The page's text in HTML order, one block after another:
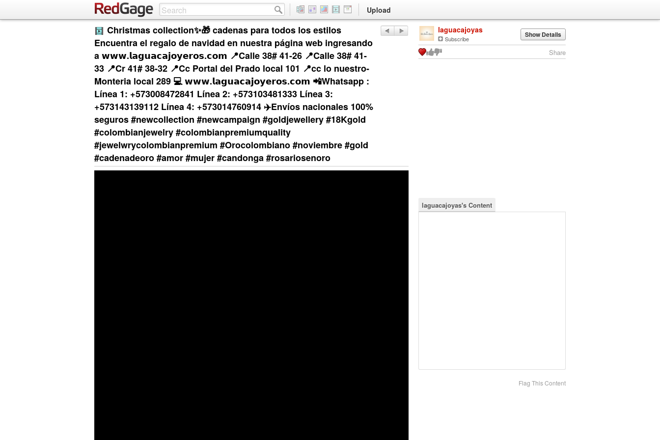
Upload
Christmas collection✨🎁 cadenas para todos los estilos
Encuentra el regalo de navidad en nuestra página web ingresando
a 𝘄𝘄𝘄.𝗹𝗮𝗴𝘂𝗮𝗰𝗮𝗷𝗼𝘆𝗲𝗿𝗼𝘀.𝗰𝗼𝗺 📍Calle 38# 41-26 📍Calle 38# 41-
33 📍Cr 41# 38-32 📍Cc Portal del Prado local 101 📍cc lo nuestro-
Monteria local 289 💻 𝘄𝘄𝘄.𝗹𝗮𝗴𝘂𝗮𝗰𝗮𝗷𝗼𝘆𝗲𝗿𝗼𝘀.𝗰𝗼𝗺 📲Whatsapp :
Línea 1: +573008472841 Línea 2: +573103481333 Línea 3:
+573143139112 Línea 4: +573014760914 ✈️Envíos nacionales 100%
seguros #newcollection #newcampaign #goldjewellery #18Kgold
#colombianjewelry #colombianpremiumquality
#jewelwrycolombianpremium #Orocolombiano #noviembre #gold
#cadenadeoro #amor #mujer #candonga #rosariosenoro
laguacajoyas
Subscribe Show Details
Share
laguacajoyas's Content
Flag This Content